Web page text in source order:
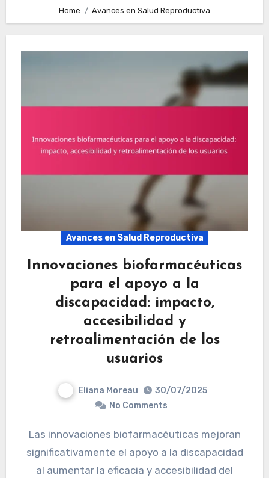
Home Avances en Salud Reproductiva
Avances en Salud Reproductiva
Innovaciones biofarmacéuticas
para el apoyo a la
discapacidad: impacto,
accesibilidad y
retroalimentación de los
usuarios
Eliana Moreau
30/07/2025
No Comments
Las innovaciones biofarmacéuticas mejoran
significativamente el apoyo a la discapacidad
al aumentar la eficacia y accesibilidad del